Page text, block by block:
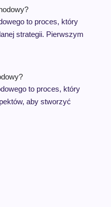
to proces, który
strategii. Pierwszym
to proces, który
aby stworzyć